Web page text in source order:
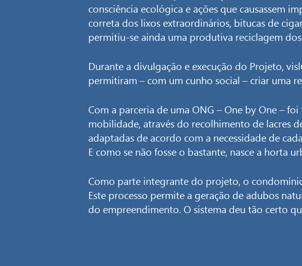
consciência ecológica e ações que causassem
correta dos lixos extraordinários, bitucas de
permitiu-se ainda uma produtiva reciclagem
Durante a divulgação e execução do Projeto,
permitiram – com um cunho social – criar uma
Com a parceria de uma ONG – One by One –
mobilidade, através do recolhimento de lacres
adaptadas de acordo com a necessidade de
E como se não fosse o bastante, nasce a horta
Como parte integrante do projeto, o
Este processo permite a geração de adubos
do empreendimento. O sistema deu tão certo